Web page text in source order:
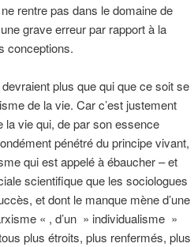
rentre pas dans le domaine de
grave erreur par rapport à la
conceptions.
plus que qui que ce soit se
de la vie. Car c’est justement
la vie qui, de par son essence
pénétré du principe vivant,
qui est appelé à ébaucher – et
scientifique que les sociologues
et dont le manque mène d’une
« , d’un » individualisme »
plus étroits, plus renfermés, plus